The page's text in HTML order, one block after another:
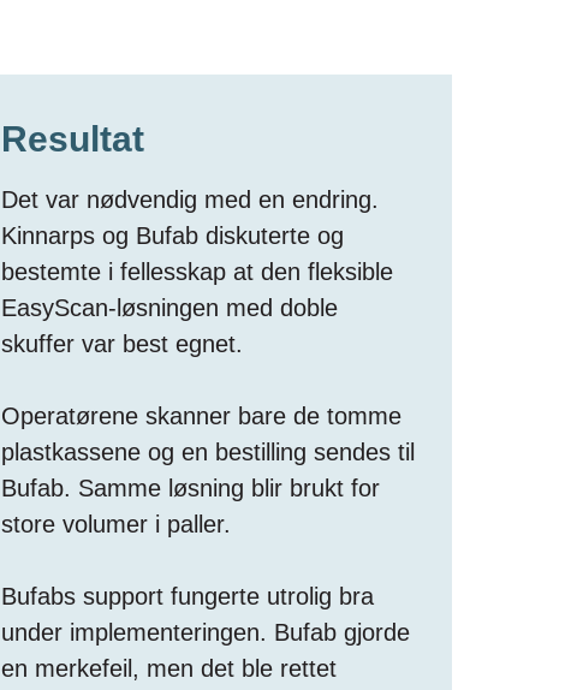
Resultat
Det var nødvendig med en endring.
Kinnarps og Bufab diskuterte og
bestemte i fellesskap at den fleksible
EasyScan-løsningen med doble
skuffer var best egnet.
Operatørene skanner bare de tomme
plastkassene og en bestilling sendes til
Bufab. Samme løsning blir brukt for
store volumer i paller.
Bufabs support fungerte utrolig bra
under implementeringen. Bufab gjorde
en merkefeil, men det ble rettet